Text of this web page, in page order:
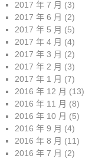
2017 年 7 月 (3)
2017 年 6 月 (2)
2017 年 5 月 (5)
2017 年 4 月 (4)
2017 年 3 月 (2)
2017 年 2 月 (3)
2017 年 1 月 (7)
2016 年 12 月 (13)
2016 年 11 月 (8)
2016 年 10 月 (5)
2016 年 9 月 (4)
2016 年 8 月 (11)
2016 年 7 月 (2)